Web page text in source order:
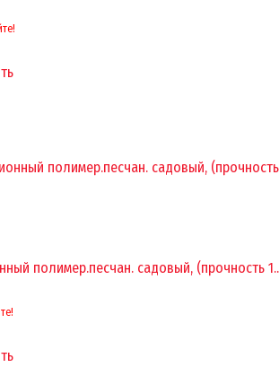
полимер.песчан. садовый, (прочность